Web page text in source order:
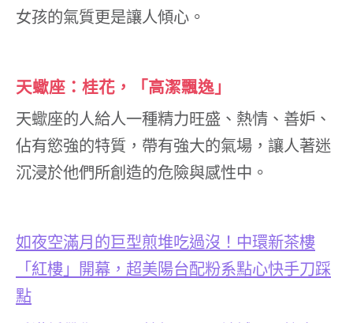
女孩的氣質更是讓人傾心。
天蠍座：桂花，「高潔飄逸」
天蠍座的人給人一種精力旺盛、熱情、善妒、
佔有慾強的特質，帶有強大的氣場，讓人著迷
沉浸於他們所創造的危險與感性中。
如夜空滿月的巨型煎堆吃過沒！中環新茶樓
「紅樓」開幕，超美陽台配粉系點心快手刀踩
點